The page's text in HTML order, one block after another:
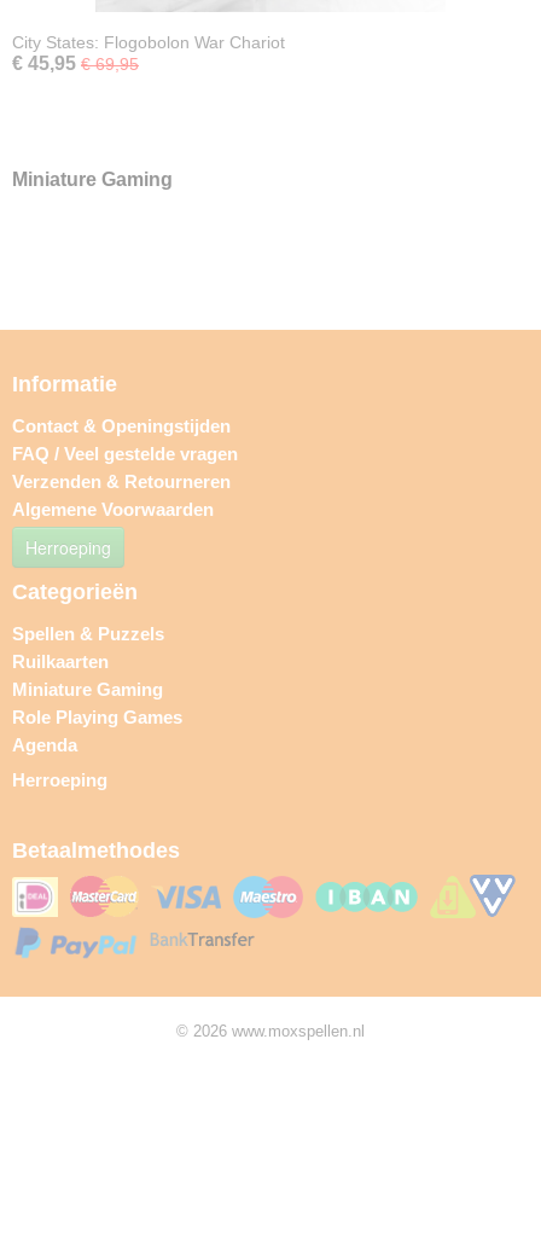
City States: Flogobolon War Chariot
€ 45,95 € 69,95
Miniature Gaming
Informatie
Contact & Openingstijden
FAQ / Veel gestelde vragen
Verzenden & Retourneren
Algemene Voorwaarden
Herroeping
Categorieën
Spellen & Puzzels
Ruilkaarten
Miniature Gaming
Role Playing Games
Agenda
Herroeping
Betaalmethodes
© 2026 www.moxspellen.nl